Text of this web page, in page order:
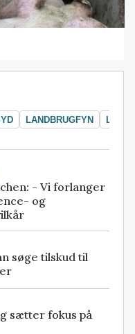
LANDBRUGFYN
- Vi forlanger
og
søge tilskud til
sætter fokus på